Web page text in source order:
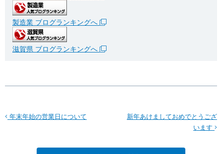
製造業 ブログランキングへ
滋賀県 ブログランキングへ
年末年始の営業日について
新年あけましておめでとうござ
います